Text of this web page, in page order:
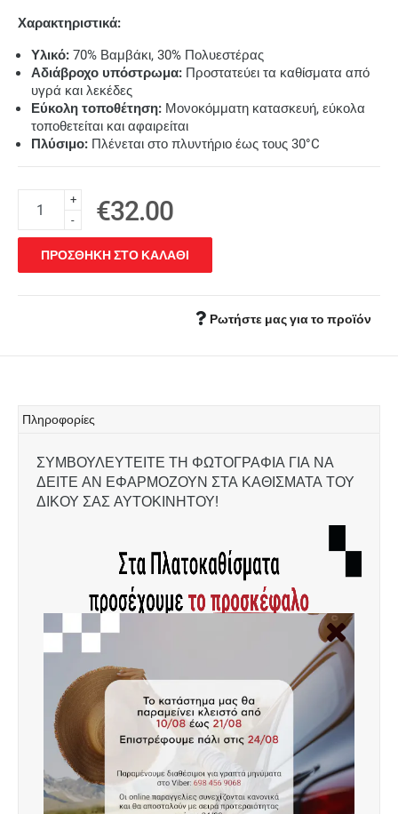
Χαρακτηριστικά:
Υλικό: 70% Βαμβάκι, 30% Πολυεστέρας
Αδιάβροχο υπόστρωμα: Προστατεύει τα καθίσματα από
υγρά και λεκέδες
Εύκολη τοποθέτηση: Μονοκόμματη κατασκευή, εύκολα
τοποθετείται και αφαιρείται
Πλύσιμο: Πλένεται στο πλυντήριο έως τους 30°C
+
-
€32.00
ΠΡΟΣΘΗΚΗ ΣΤΟ ΚΑΛΑΘΙ
Ρωτήστε μας για το προϊόν
Πληροφορίες
ΣΥΜΒΟΥΛΕΥΤΕΙΤΕ ΤΗ ΦΩΤΟΓΡΑΦΙΑ ΓΙΑ ΝΑ
ΔΕΙΤΕ ΑΝ ΕΦΑΡΜΟΖΟΥΝ ΣΤΑ ΚΑΘΙΣΜΑΤΑ ΤΟΥ
ΔΙΚΟΥ ΣΑΣ ΑΥΤΟΚΙΝΗΤΟΥ!